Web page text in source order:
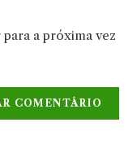
para a próxima vez